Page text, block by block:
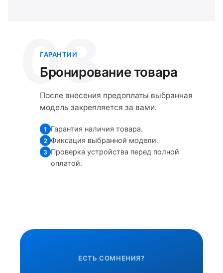
03
ГАРАНТИИ
Бронирование товара
После внесения предоплаты выбранная
модель закрепляется за вами.
1 Гарантия наличия товара.
2 Фиксация выбранной модели.
3 Проверка устройства перед полной
оплатой.
ЕСТЬ СОМНЕНИЯ?